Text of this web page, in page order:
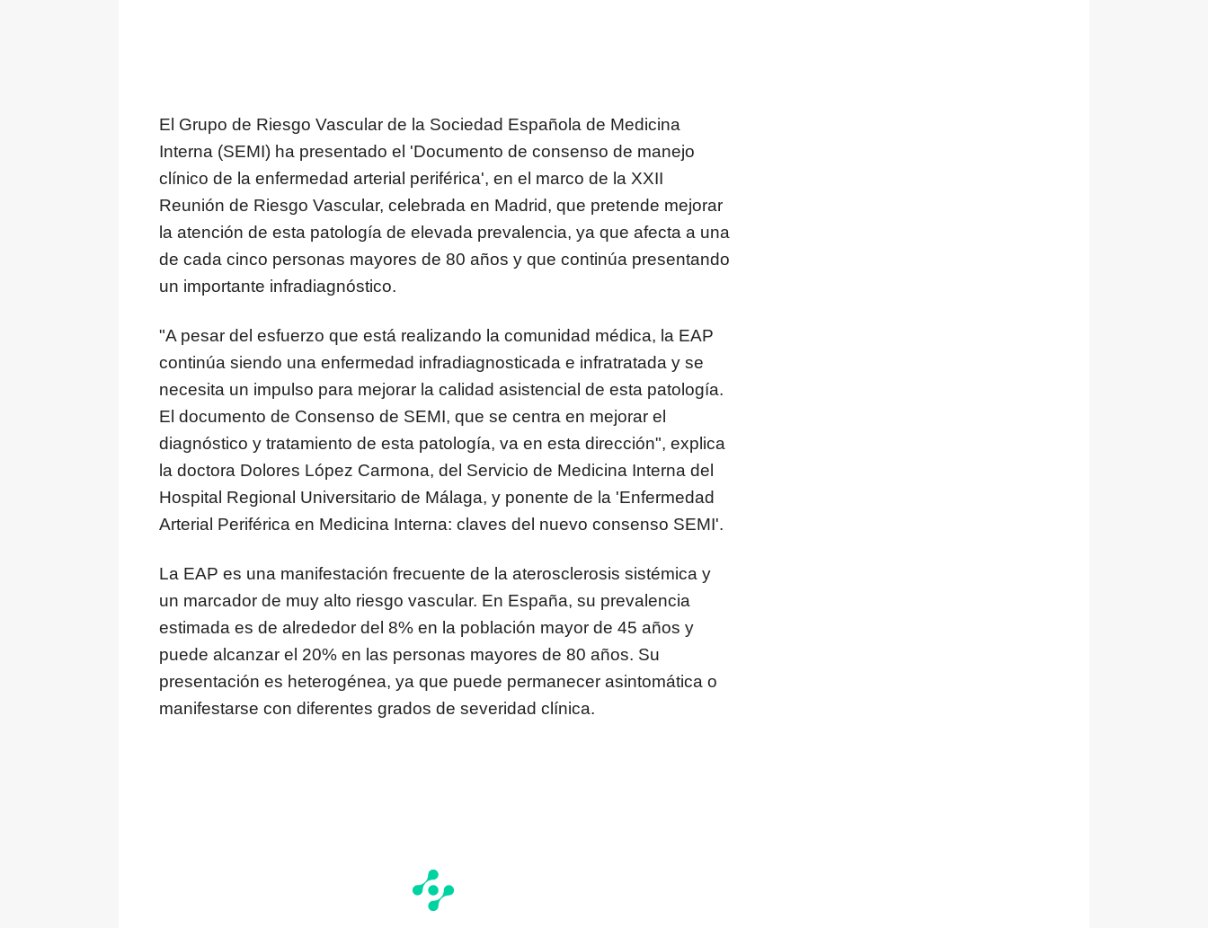
El Grupo de Riesgo Vascular de la Sociedad Española de Medicina
Interna (SEMI) ha presentado el 'Documento de consenso de manejo
clínico de la enfermedad arterial periférica', en el marco de la XXII
Reunión de Riesgo Vascular, celebrada en Madrid, que pretende mejorar
la atención de esta patología de elevada prevalencia, ya que afecta a una
de cada cinco personas mayores de 80 años y que continúa presentando
un importante infradiagnóstico.
"A pesar del esfuerzo que está realizando la comunidad médica, la EAP
continúa siendo una enfermedad infradiagnosticada e infratratada y se
necesita un impulso para mejorar la calidad asistencial de esta patología.
El documento de Consenso de SEMI, que se centra en mejorar el
diagnóstico y tratamiento de esta patología, va en esta dirección", explica
la doctora Dolores López Carmona, del Servicio de Medicina Interna del
Hospital Regional Universitario de Málaga, y ponente de la 'Enfermedad
Arterial Periférica en Medicina Interna: claves del nuevo consenso SEMI'.
La EAP es una manifestación frecuente de la aterosclerosis sistémica y
un marcador de muy alto riesgo vascular. En España, su prevalencia
estimada es de alrededor del 8% en la población mayor de 45 años y
puede alcanzar el 20% en las personas mayores de 80 años. Su
presentación es heterogénea, ya que puede permanecer asintomática o
manifestarse con diferentes grados de severidad clínica.